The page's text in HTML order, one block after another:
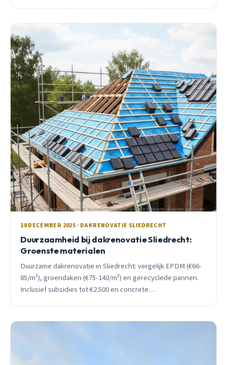
18 DECEMBER 2025 · DAKRENOVATIE SLIEDRECHT
Duurzaamheid bij dakrenovatie Sliedrecht:
Groenste materialen
Duurzame dakrenovatie in Sliedrecht: vergelijk EPDM (€66-
85/m²), groendaken (€75-140/m²) en gerecyclede pannen.
Inclusief subsidies tot €2.500 en concrete